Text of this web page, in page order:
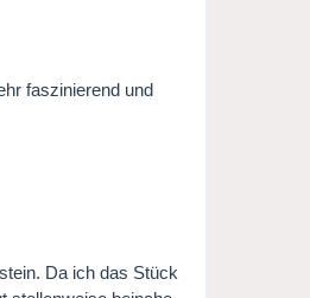
faszinierend und
Da ich das Stück